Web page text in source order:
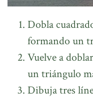
Dobla
formando un
Vuelve a
un triángulo
Dibuja tres